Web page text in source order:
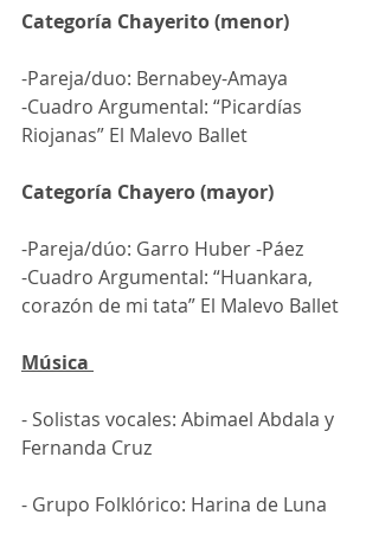
Categoría Chayerito (menor)
-Pareja/duo: Bernabey-Amaya
-Cuadro Argumental: “Picardías
Riojanas” El Malevo Ballet
Categoría Chayero (mayor)
-Pareja/dúo: Garro Huber -Páez
-Cuadro Argumental: “Huankara,
corazón de mi tata” El Malevo Ballet
Música
- Solistas vocales: Abimael Abdala y
Fernanda Cruz
- Grupo Folklórico: Harina de Luna